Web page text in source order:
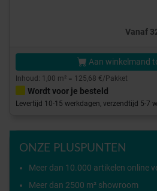
Vanaf
Aan winkelmand
Inhoud: 1,00 m² = 125,68 €/Pakket
Wordt voor je besteld
Levertijd 10-15 werkdagen, verzendtijd 5-7
ONZE PLUSPUNTEN
Meer dan 10.000 artikelen online
Meer dan 2500 m² showroom